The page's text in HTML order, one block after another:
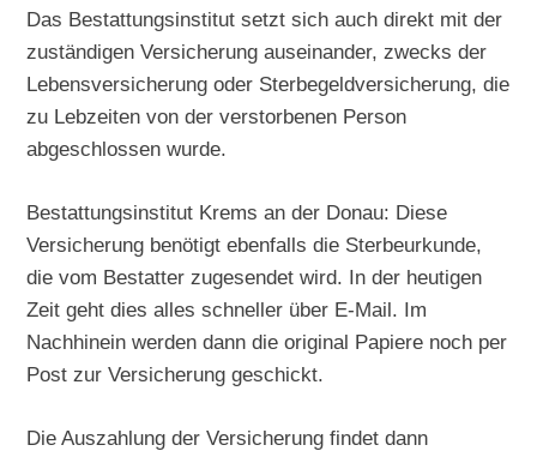
Das Bestattungsinstitut setzt sich auch direkt mit der
zuständigen Versicherung auseinander, zwecks der
Lebensversicherung oder Sterbegeldversicherung, die
zu Lebzeiten von der verstorbenen Person
abgeschlossen wurde.
Bestattungsinstitut Krems an der Donau: Diese
Versicherung benötigt ebenfalls die Sterbeurkunde,
die vom Bestatter zugesendet wird. In der heutigen
Zeit geht dies alles schneller über E-Mail. Im
Nachhinein werden dann die original Papiere noch per
Post zur Versicherung geschickt.
Die Auszahlung der Versicherung findet dann